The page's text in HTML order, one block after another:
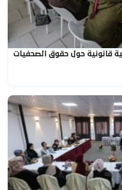
قانونية حول حقوق الصحفيات